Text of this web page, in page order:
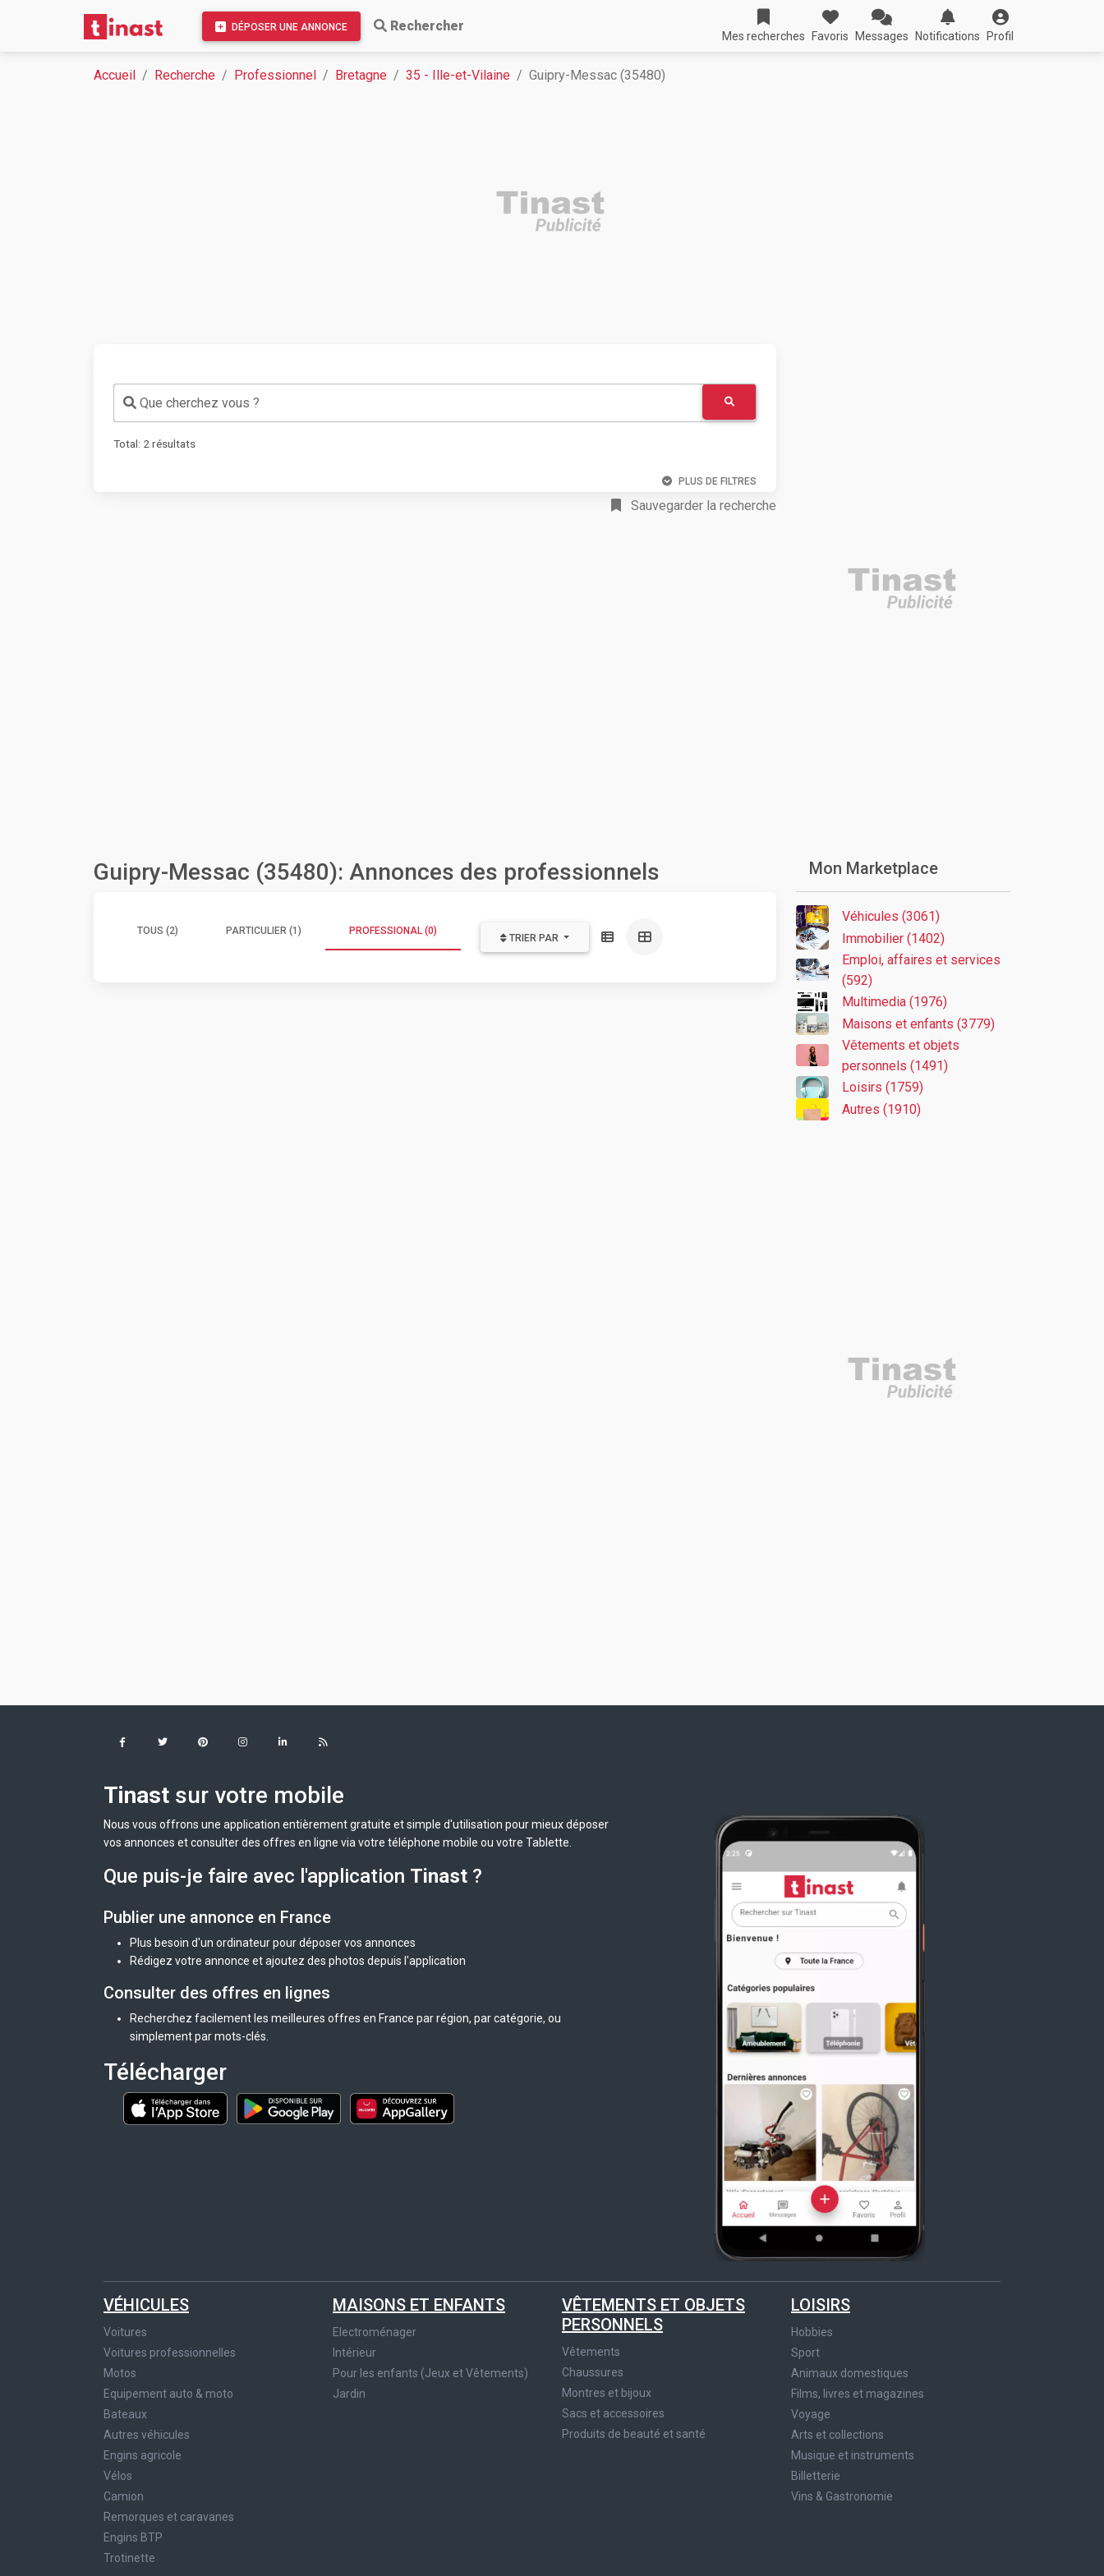
DÉPOSER UNE ANNONCE Rechercher
Mes recherches Favoris Messages Notifications Profil
Accueil Recherche Professionnel Bretagne 35 - Ille-et-Vilaine Guipry-Messac (35480)
Que cherchez vous ?
Total: 2 résultats
PLUS DE FILTRES
Sauvegarder la recherche
Guipry-Messac (35480): Annonces des professionnels
TOUS (2) PARTICULIER (1) PROFESSIONAL (0)
TRIER PAR
Mon Marketplace
Véhicules (3061)
Immobilier (1402)
Emploi, affaires et services
(592)
Multimedia (1976)
Maisons et enfants (3779)
Vêtements et objets
personnels (1491)
Loisirs (1759)
Autres (1910)
Tinast sur votre mobile
Nous vous offrons une application entièrement gratuite et simple d'utilisation pour mieux déposer
vos annonces et consulter des offres en ligne via votre téléphone mobile ou votre Tablette.
Que puis-je faire avec l'application Tinast ?
Publier une annonce en France
Plus besoin d'un ordinateur pour déposer vos annonces
Rédigez votre annonce et ajoutez des photos depuis l'application
Consulter des offres en lignes
Recherchez facilement les meilleures offres en France par région, par catégorie, ou
simplement par mots-clés.
Télécharger
VÉHICULES
Voitures
Voitures professionnelles
Motos
Equipement auto & moto
Bateaux
Autres véhicules
Engins agricole
Vélos
Camion
Remorques et caravanes
Engins BTP
Trotinette
MAISONS ET ENFANTS
Electroménager
Intérieur
Pour les enfants (Jeux et Vêtements)
Jardin
VÊTEMENTS ET OBJETS
PERSONNELS
Vêtements
Chaussures
Montres et bijoux
Sacs et accessoires
Produits de beauté et santé
LOISIRS
Hobbies
Sport
Animaux domestiques
Films, livres et magazines
Voyage
Arts et collections
Musique et instruments
Billetterie
Vins & Gastronomie